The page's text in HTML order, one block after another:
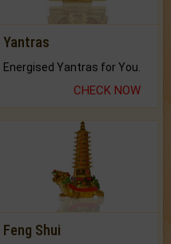
Yantras
Energised Yantras for You.
CHECK NOW
Feng Shui